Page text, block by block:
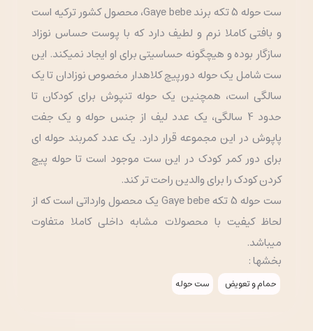
ست حوله 5 تکه برند Gaye bebe، محصول کشور ترکیه است
و بافتی کاملا نرم و لطیف دارد که با پوست حساس نوزاد
سازگار بوده و هیچگونه حساسیتی برای او ایجاد نمیکند. این
ست شامل یک حوله دورپیچ کلاهدار مخصوص نوزادان تا یک
سالگی است، همچنین یک حوله تنپوش برای کودکان تا
حدود 4 سالگی، یک عدد لیف از جنس حوله و یک جفت
پاپوش در این مجموعه قرار دارد. یک عدد کمربند حوله ای
برای دور کمر کودک در این ست موجود است تا حوله پیچ
کردن کودک را برای والدین راحت تر کند.
ست حوله 5 تکه Gaye bebe یک محصول وارداتی است که از
لحاظ کیفیت با محصولات مشابه داخلی کاملا متفاوت
میباشد.
بخشها :
حمام و تعویض ست حوله